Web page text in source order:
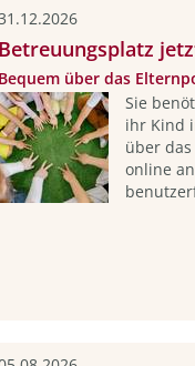
Betreuungsplatz
Bequem über das
Sie
ihr Kind
über
online